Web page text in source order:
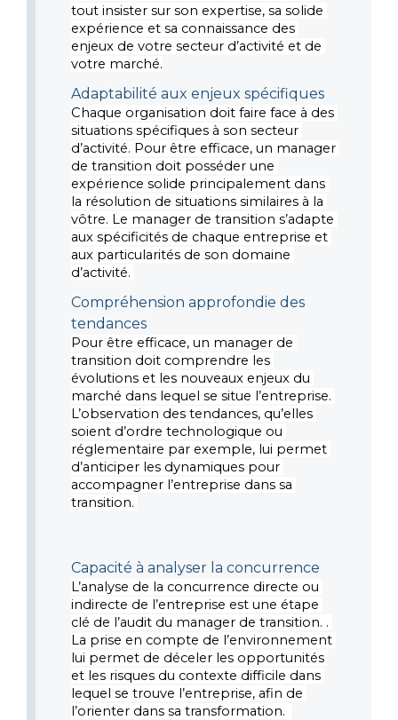
tout insister sur son expertise, sa solide
expérience et sa connaissance des
enjeux de votre secteur d’activité et de
votre marché.
Adaptabilité aux enjeux spécifiques
Chaque organisation doit faire face à des
situations spécifiques à son secteur
d’activité. Pour être efficace, un manager
de transition doit posséder une
expérience solide principalement dans
la résolution de situations similaires à la
vôtre. Le manager de transition s’adapte
aux spécificités de chaque entreprise et
aux particularités de son domaine
d’activité.
Compréhension approfondie des
tendances
Pour être efficace, un manager de
transition doit comprendre les
évolutions et les nouveaux enjeux du
marché dans lequel se situe l’entreprise.
L’observation des tendances, qu’elles
soient d’ordre technologique ou
réglementaire par exemple, lui permet
d’anticiper les dynamiques pour
accompagner l’entreprise dans sa
transition.
Capacité à analyser la concurrence
L’analyse de la concurrence directe ou
indirecte de l’entreprise est une étape
clé de l’audit du manager de transition. .
La prise en compte de l’environnement
lui permet de déceler les opportunités
et les risques du contexte difficile dans
lequel se trouve l’entreprise, afin de
l’orienter dans sa transformation.